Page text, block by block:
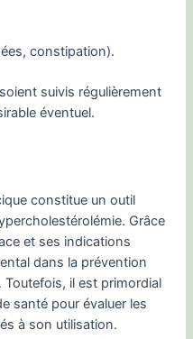
constipation).
suivis régulièrement
éventuel.
constitue un outil
Grâce
et ses indications
dans la prévention
il est primordial
santé pour évaluer les
à son utilisation.